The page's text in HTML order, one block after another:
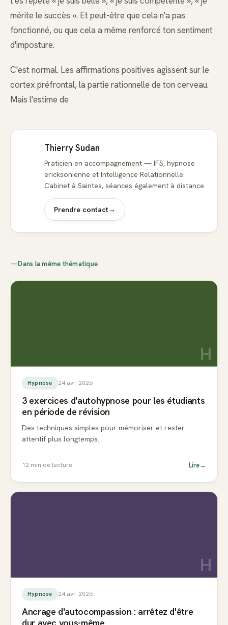
mérite le succès ». Et peut-être que cela n'a pas
fonctionné, ou que cela a même renforcé ton sentiment
d'imposture.
C'est normal. Les affirmations positives agissent sur le
cortex préfrontal, la partie rationnelle de ton cerveau.
Mais l'estime de
Thierry Sudan
Praticien en accompagnement — IFS, hypnose
ericksonienne et Intelligence Relationnelle.
Cabinet à Saintes, séances également à distance.
Prendre contact→
—Dans la même thématique
H
Hypnose 24 avr. 2026
3 exercices d'autohypnose pour les étudiants
en période de révision
Des techniques simples pour mémoriser et rester
attentif plus longtemps.
12 min de lecture Lire→
H
Hypnose 24 avr. 2026
Ancrage d'autocompassion : arrêtez d'être
dur avec vous-même